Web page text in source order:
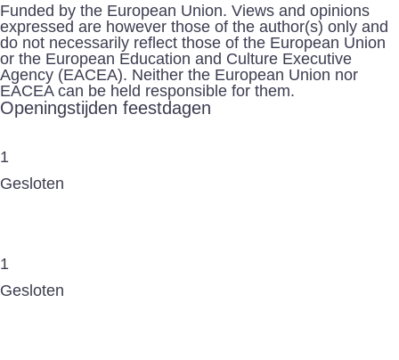
Funded by the European Union. Views and opinions
expressed are however those of the author(s) only and
do not necessarily reflect those of the European Union
or the European Education and Culture Executive
Agency (EACEA). Neither the European Union nor
EACEA can be held responsible for them.
Openingstijden feestdagen
1
Gesloten
1
Gesloten